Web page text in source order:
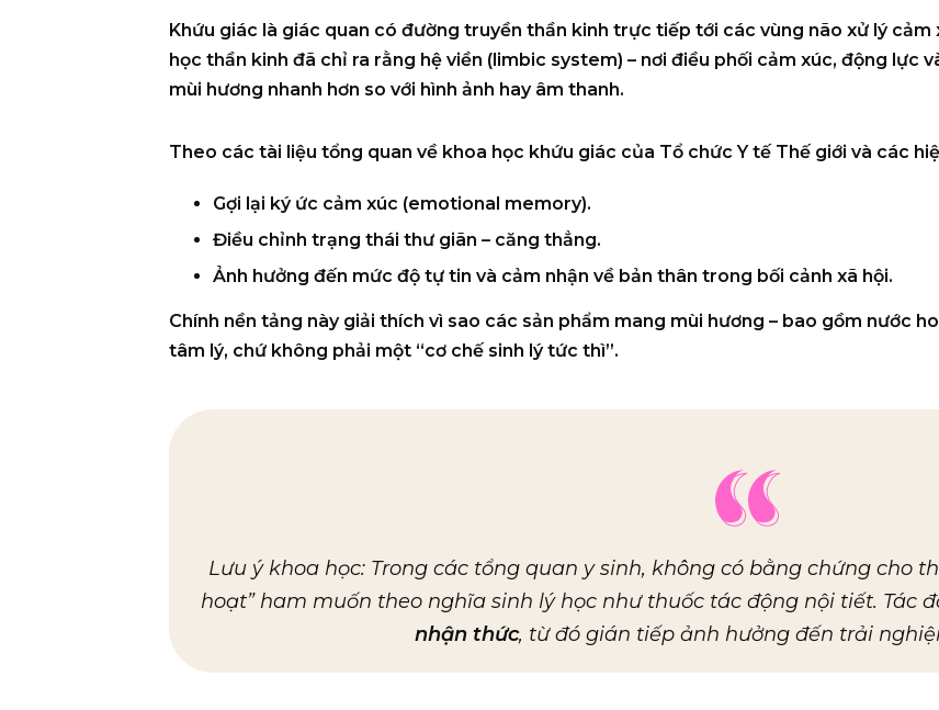
Khứu giác là giác quan có đường truyền thần kinh trực tiếp tới các vùng não xử lý cảm
học thần kinh đã chỉ ra rằng hệ viền (limbic system) – nơi điều phối cảm xúc, động lực
mùi hương nhanh hơn so với hình ảnh hay âm thanh.
Theo các tài liệu tổng quan về khoa học khứu giác của Tổ chức Y tế Thế giới và các
Gợi lại ký ức cảm xúc (emotional memory).
Điều chỉnh trạng thái thư giãn – căng thẳng.
Ảnh hưởng đến mức độ tự tin và cảm nhận về bản thân trong bối cảnh xã hội.
Chính nền tảng này giải thích vì sao các sản phẩm mang mùi hương – bao gồm nước
tâm lý, chứ không phải một “cơ chế sinh lý tức thì”.
Lưu ý khoa học:Trong các tổng quan y sinh, không có bằng chứng cho
hoạt” ham muốn theo nghĩa sinh lý học như thuốc tác động nội tiết. Tác
nhận thức, từ đó gián tiếpảnh hưởng đến trải